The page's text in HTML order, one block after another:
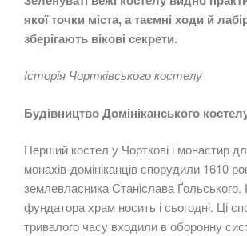
якої точки міста, а таємні ходи й
зберігають вікові секрети.
Історія Чортківського костелу
Будівництво Домініканського
Перший костел у Чорткові і монастир
монахів-домініканців спорудили 1610
землевласника Станіслава Ґольського.
фундатора храм носить і сьогодні. Ці
тривалого часу входили в оборонну